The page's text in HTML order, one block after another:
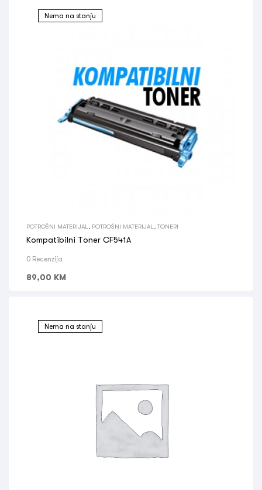
Nema na stanju
POTROŠNI MATERIJAL POTROŠNI MATERIJAL TONERI
Kompatibilni Toner CF541A
0 Recenzija
89,00 KM
Nema na stanju